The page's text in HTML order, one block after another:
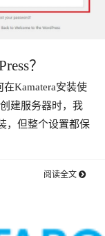
？
Kamatera安装使
建服务器时，我
，但整个设置都保
阅读全文